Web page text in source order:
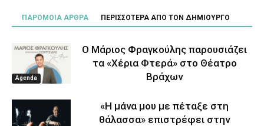
ΠΑΡΟΜΟΙΑ ΑΡΘΡΑ ΠΕΡΙΣΣΟΤΕΡΑ ΑΠΟ ΤΟΝ ΔΗΜΙΟΥΡΓΟ
Agenda
Ο Μάριος Φραγκούλης παρουσιάζει
τα «Χέρια Φτερά» στο Θέατρο
Βράχων
«Η μάνα μου με πέταξε στη
θάλασσα» επιστρέφει στην